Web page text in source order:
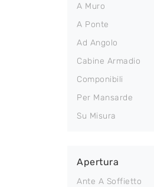
A Muro
A Ponte
Ad Angolo
Cabine Armadio
Componibili
Per Mansarde
Su Misura
Apertura
Ante A Soffietto